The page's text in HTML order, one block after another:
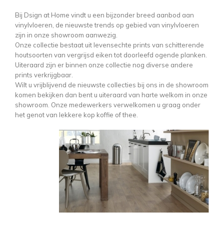
Bij Dsign at Home vindt u een bijzonder breed aanbod aan
vinylvloeren, de nieuwste trends op gebied van vinylvloeren
zijn in onze showroom aanwezig.
Onze collectie bestaat uit levensechte prints van schitterende
houtsoorten van vergrijsd eiken tot doorleefd ogende planken.
Uiteraard zijn er binnen onze collectie nog diverse andere
prints verkrijgbaar.
Wilt u vrijblijvend de nieuwste collecties bij ons in de showroom
komen bekijken dan bent u uiteraard van harte welkom in onze
showroom. Onze medewerkers verwelkomen u graag onder
het genot van lekkere kop koffie of thee.